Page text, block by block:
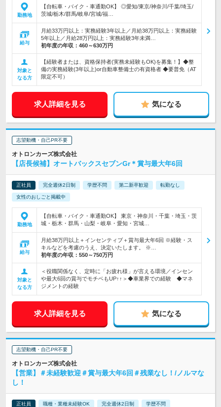
勤務地
【自転車・バイク・車通勤OK】 ◎愛知/東京/神奈川/千葉/埼玉/
茨城/栃木/群馬/岐阜/宮城/福…
給与
月給33万円以上：実務経験3年以上／月給38万円以上：実務経験
5年以上／月給28万円以上：実務経験3年未満…
初年度の年収： 460～630万円
対象と
なる方
【経験者または、資格保持者(実務未経験もOK)を募集！】◆整
備の実務経験(3年以上)or自動車整備士の有資格者 ◆要普免（AT
限定不可）
求人詳細を見る 気になる
志望動機・自己PR不要
オトロンカーズ株式会社
【店長候補】オートバックスセブンGr＊賞与最大年6回
正社員 完全週休2日制 学歴不問 第二新卒歓迎 転勤なし
女性のおしごと掲載中
勤務地
【自転車・バイク・車通勤OK】 東京・神奈川・千葉・埼玉・茨
城・栃木・群馬・山梨・岐阜・愛知・宮城…
給与
月給38万円以上＋インセンティブ＋賞与最大年6回 ※経験・ス
キルなどを考慮のうえ、決定いたします。 ※…
初年度の年収： 550～750万円
対象と
なる方
＜役職関係なく、定時に「お疲れ様」が言える環境／インセン
や最大6回の賞与でモチベもUP↑↑＞◆車業界での経験 ◆マネ
ジメントの経験
求人詳細を見る 気になる
志望動機・自己PR不要
オトロンカーズ株式会社
【営業】＃未経験歓迎＃賞与最大年6回＃残業なし！/ノルマな
し！
正社員 職種・業種未経験OK 完全週休2日制 学歴不問